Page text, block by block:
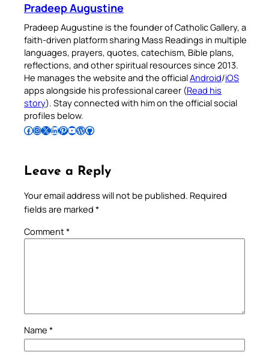
Pradeep Augustine
Pradeep Augustine is the founder of Catholic Gallery, a
faith-driven platform sharing Mass Readings in multiple
languages, prayers, quotes, catechism, Bible plans,
reflections, and other spiritual resources since 2013.
He manages the website and the officialAndroid/iOS
apps alongside his professional career (Read his
story). Stay connected with him on the official social
profiles below.
Follow Pradeep on Facebook Follow Pradeep on InstagramFollow Pradeep on X Follow Pradeep on LinkedIn Follow Pradeep on Pinterest Subscribe to Pradeep’s Youtube Channel Follow Pradeep on WordPress Follow Pradeep on GitHub
Leave a Reply
Your email address will not be published. Required
fields are marked *
Comment*
Name *